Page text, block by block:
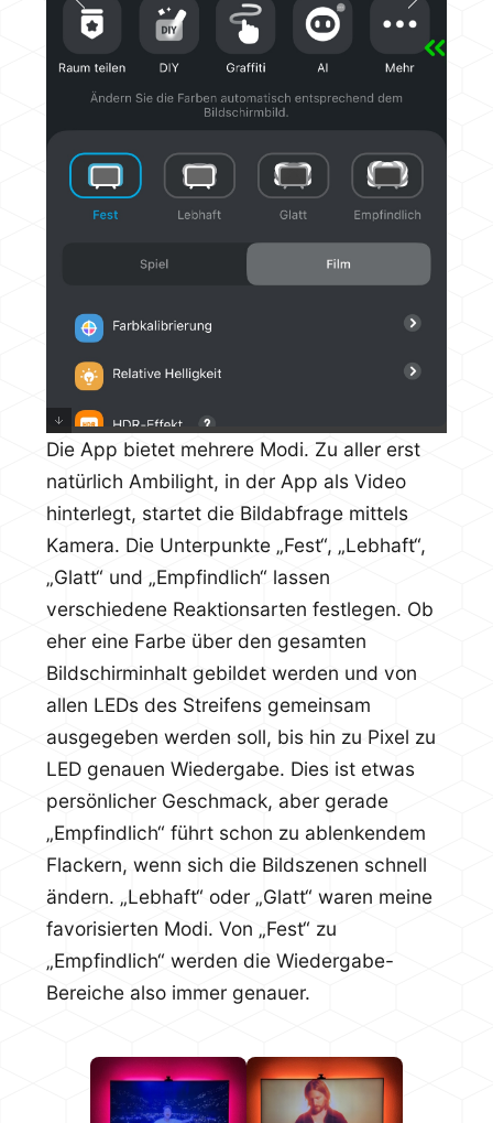
Die App bietet mehrere Modi. Zu aller erst
natürlich Ambilight, in der App als Video
hinterlegt, startet die Bildabfrage mittels
Kamera. Die Unterpunkte „Fest“, „Lebhaft“,
„Glatt“ und „Empfindlich“ lassen
verschiedene Reaktionsarten festlegen. Ob
eher eine Farbe über den gesamten
Bildschirminhalt gebildet werden und von
allen LEDs des Streifens gemeinsam
ausgegeben werden soll, bis hin zu Pixel zu
LED genauen Wiedergabe. Dies ist etwas
persönlicher Geschmack, aber gerade
„Empfindlich“ führt schon zu ablenkendem
Flackern, wenn sich die Bildszenen schnell
ändern. „Lebhaft“ oder „Glatt“ waren meine
favorisierten Modi. Von „Fest“ zu
„Empfindlich“ werden die Wiedergabe-
Bereiche also immer genauer.